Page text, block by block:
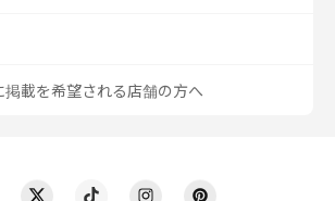
掲載を希望される店舗の方へ